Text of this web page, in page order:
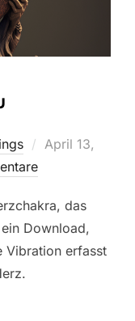
Veröffentlicht
April 13,
das
Download,
Vibration erfasst